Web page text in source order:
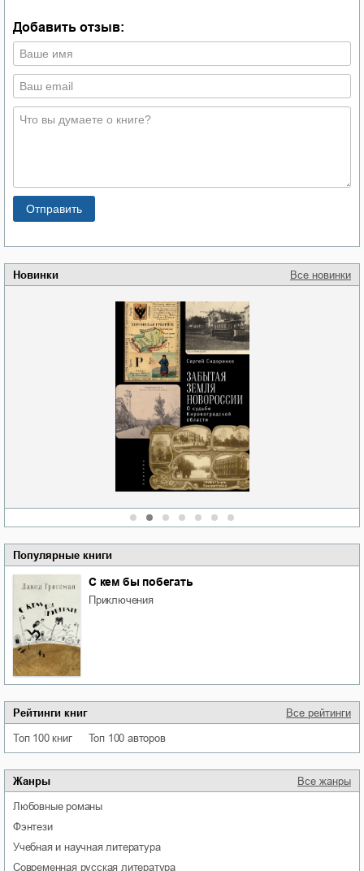
Новинки Все новинки
Забытая земля
Новоросии: о
судьбе
Кировоградской
области
Сергей Николаевич
Сидоренко
Популярные книги
С кем бы побегать
приключения
Рейтинги книг Все рейтинги
Топ 100 книг Топ 100 авторов
Жанры Все жанры
любовные романы
фэнтези
учебная и научная литература
современная русская литература
Добавить отзыв: